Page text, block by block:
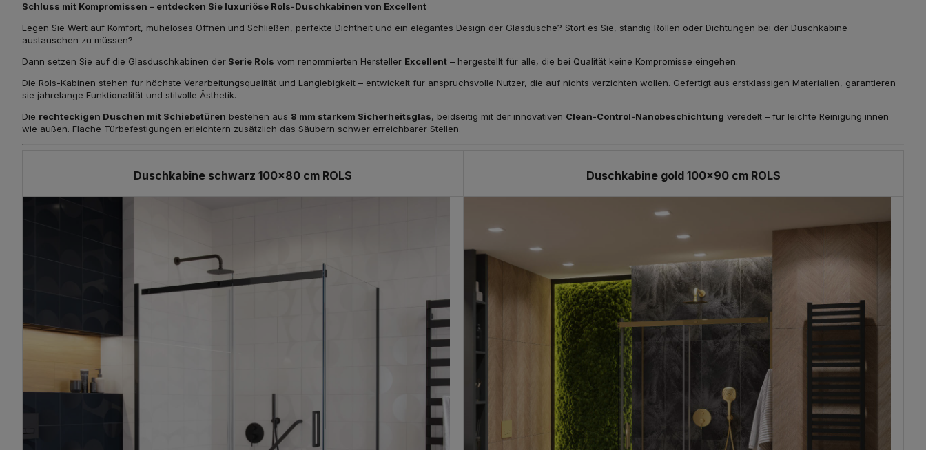
Schluss mit Kompromissen – entdecken Sie luxuriöse Rols-Duschkabinen von Excellent
Legen Sie Wert auf Komfort, müheloses Öffnen und Schließen, perfekte Dichtheit und ein elegantes Design der Glasdusche? Stört es Sie, ständig Rollen oder Dichtungen bei der Duschkabine
austauschen zu müssen?
Dann setzen Sie auf die Glasduschkabinen der Serie Rols vom renommierten Hersteller Excellent – hergestellt für alle, die bei Qualität keine Kompromisse eingehen.
Die Rols-Kabinen stehen für höchste Verarbeitungsqualität und Langlebigkeit – entwickelt für anspruchsvolle Nutzer, die auf nichts verzichten wollen. Gefertigt aus erstklassigen Materialien, garantieren
sie jahrelange Funktionalität und stilvolle Ästhetik.
Die rechteckigen Duschen mit Schiebetüren bestehen aus 8 mm starkem Sicherheitsglas, beidseitig mit der innovativen Clean-Control-Nanobeschichtung veredelt – für leichte Reinigung innen
wie außen. Flache Türbefestigungen erleichtern zusätzlich das Säubern schwer erreichbarer Stellen.
Duschkabine schwarz 100x80 cm ROLS Duschkabine gold 100x90 cm ROLS